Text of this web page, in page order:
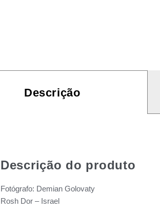
Descrição
Descrição do produto
Fotógrafo: Demian Golovaty
Rosh Dor – Israel